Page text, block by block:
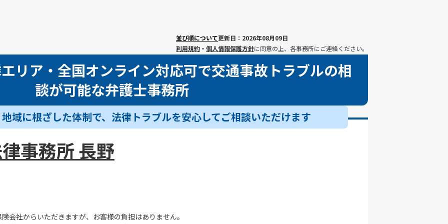
並び順について更新日：2026年08月09日
利用規約 ・ 個人情報保護方針に同意の上、各事務所にご連絡ください。
リア・全国オンライン対応可で交通事故トラブルの相
談が可能な弁護士事務所
域に根ざした体制で、法律トラブルを安心してご相談いただけます
事務所 長野
会社からいただきますが、お客様の負担はありません。